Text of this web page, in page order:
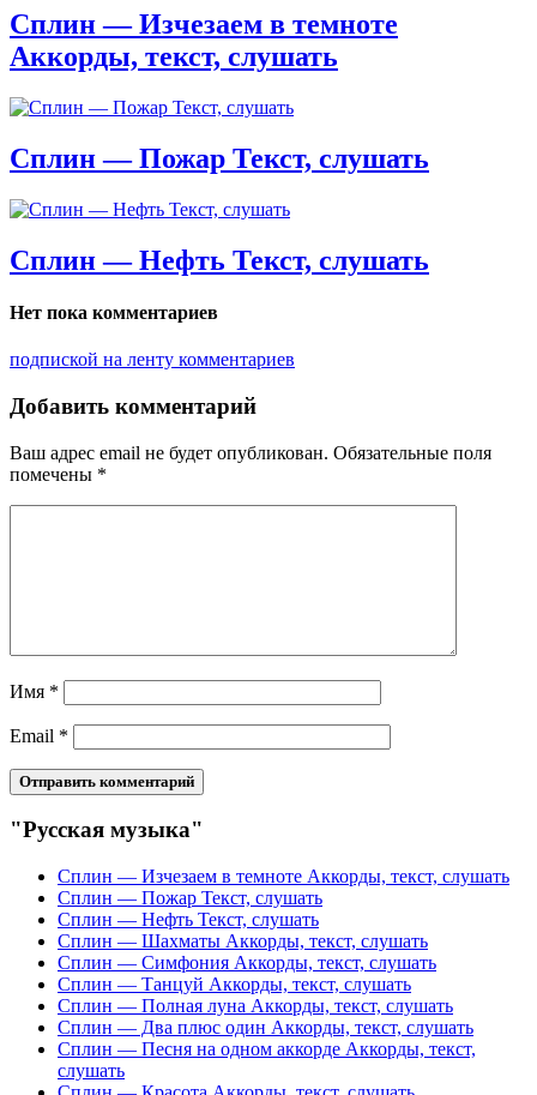
Сплин — Изчезаем в темноте
Аккорды, текст, слушать
Сплин — Пожар Текст, слушать
Сплин — Нефть Текст, слушать
Нет пока комментариев
подпиской на ленту комментариев
Добавить комментарий
Ваш адрес email не будет опубликован. Обязательные поля
помечены *
Имя *
Email *
"Русская музыка"
Сплин — Изчезаем в темноте Аккорды, текст, слушать
Сплин — Пожар Текст, слушать
Сплин — Нефть Текст, слушать
Сплин — Шахматы Аккорды, текст, слушать
Сплин — Симфония Аккорды, текст, слушать
Сплин — Танцуй Аккорды, текст, слушать
Сплин — Полная луна Аккорды, текст, слушать
Сплин — Два плюс один Аккорды, текст, слушать
Сплин — Песня на одном аккорде Аккорды, текст,
слушать